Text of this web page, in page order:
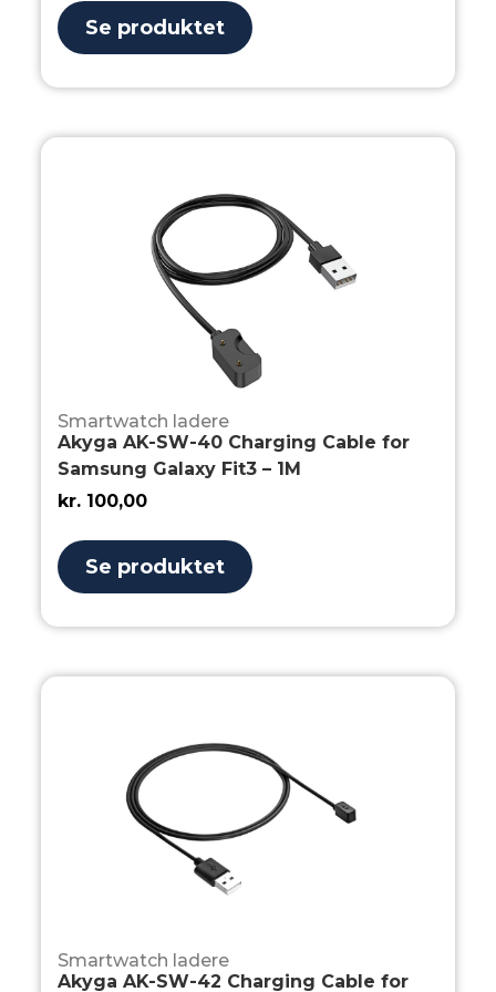
Se produktet
Smartwatch ladere
Akyga AK-SW-40 Charging Cable for
Samsung Galaxy Fit3 – 1M
kr. 100,00
Se produktet
Smartwatch ladere
Akyga AK-SW-42 Charging Cable for